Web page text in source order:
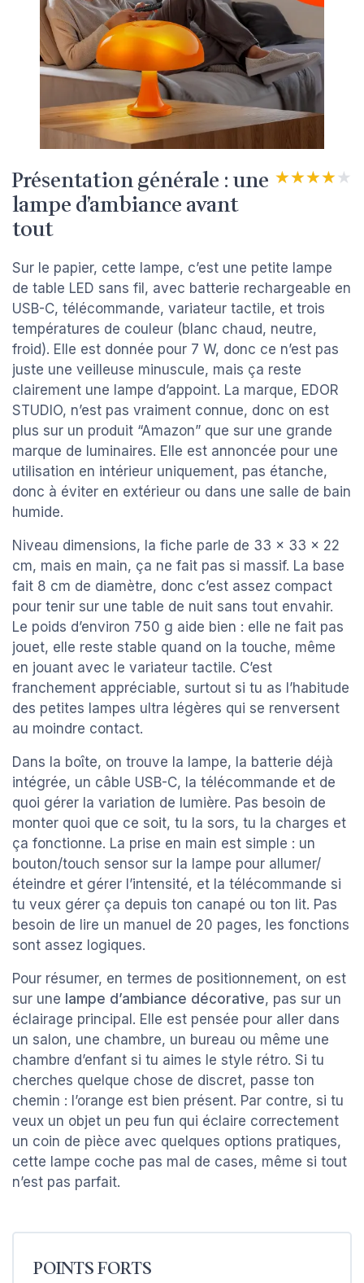
Présentation générale : une
lampe d’ambiance avant
tout
★★★★★
★★★★★
Sur le papier, cette lampe, c’est une petite lampe
de table LED sans fil, avec batterie rechargeable en
USB-C, télécommande, variateur tactile, et trois
températures de couleur (blanc chaud, neutre,
froid). Elle est donnée pour 7 W, donc ce n’est pas
juste une veilleuse minuscule, mais ça reste
clairement une lampe d’appoint. La marque, EDOR
STUDIO, n’est pas vraiment connue, donc on est
plus sur un produit “Amazon” que sur une grande
marque de luminaires. Elle est annoncée pour une
utilisation en intérieur uniquement, pas étanche,
donc à éviter en extérieur ou dans une salle de bain
humide.
Niveau dimensions, la fiche parle de 33 x 33 x 22
cm, mais en main, ça ne fait pas si massif. La base
fait 8 cm de diamètre, donc c’est assez compact
pour tenir sur une table de nuit sans tout envahir.
Le poids d’environ 750 g aide bien : elle ne fait pas
jouet, elle reste stable quand on la touche, même
en jouant avec le variateur tactile. C’est
franchement appréciable, surtout si tu as l’habitude
des petites lampes ultra légères qui se renversent
au moindre contact.
Dans la boîte, on trouve la lampe, la batterie déjà
intégrée, un câble USB-C, la télécommande et de
quoi gérer la variation de lumière. Pas besoin de
monter quoi que ce soit, tu la sors, tu la charges et
ça fonctionne. La prise en main est simple : un
bouton/touch sensor sur la lampe pour allumer/
éteindre et gérer l’intensité, et la télécommande si
tu veux gérer ça depuis ton canapé ou ton lit. Pas
besoin de lire un manuel de 20 pages, les fonctions
sont assez logiques.
Pour résumer, en termes de positionnement, on est
sur une lampe d’ambiance décorative, pas sur un
éclairage principal. Elle est pensée pour aller dans
un salon, une chambre, un bureau ou même une
chambre d’enfant si tu aimes le style rétro. Si tu
cherches quelque chose de discret, passe ton
chemin : l’orange est bien présent. Par contre, si tu
veux un objet un peu fun qui éclaire correctement
un coin de pièce avec quelques options pratiques,
cette lampe coche pas mal de cases, même si tout
n’est pas parfait.
POINTS FORTS